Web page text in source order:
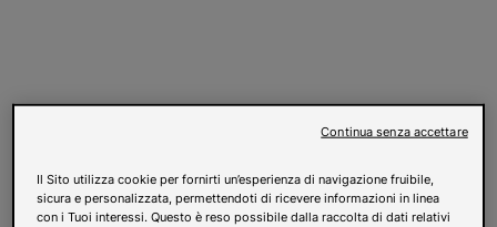
Il Sito utilizza cookie per fornirti un’esperienza di navigazione fruibile,
sicura e personalizzata, permettendoti di ricevere informazioni in linea
con i Tuoi interessi. Questo è reso possibile dalla raccolta di dati relativi
Continua senza accettare